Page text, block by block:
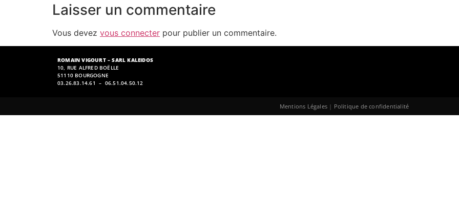
Laisser un commentaire
Vous devez vous connecter pour publier un commentaire.
ROMAIN VIGOURT – SARL KALEIDOS
10, RUE ALFRED BOËLLE
51110 BOURGOGNE
03.26.83.14.61 – 06.51.04.50.12
Mentions Légales| Politique de confidentialité